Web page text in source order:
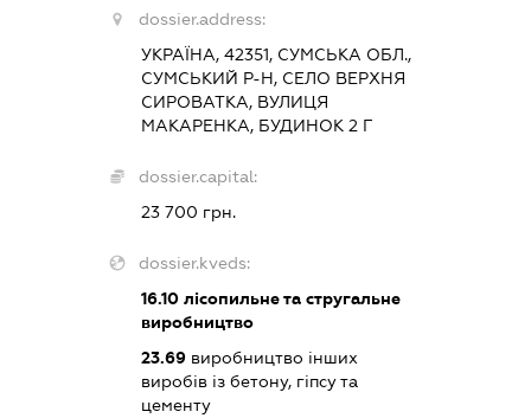
dossier.address:
УКРАЇНА, 42351, СУМСЬКА ОБЛ.,
СУМСЬКИЙ Р-Н, СЕЛО ВЕРХНЯ
СИРОВАТКА, ВУЛИЦЯ
МАКАРЕНКА, БУДИНОК 2 Г
dossier.capital:
23 700 грн.
dossier.kveds:
16.10 лісопильне та стругальне
виробництво
23.69 виробництво інших
виробів із бетону, гіпсу та
цементу